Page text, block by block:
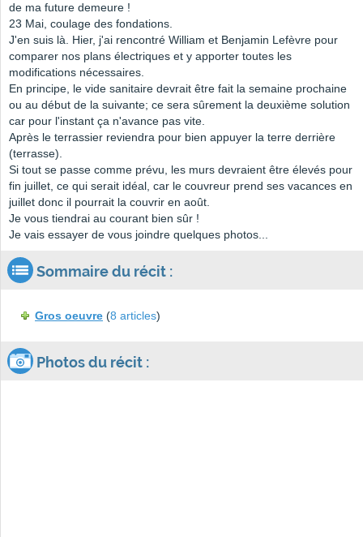
de ma future demeure !
23 Mai, coulage des fondations.
J'en suis là. Hier, j'ai rencontré William et Benjamin Lefèvre pour
comparer nos plans électriques et y apporter toutes les
modifications nécessaires.
En principe, le vide sanitaire devrait être fait la semaine prochaine
ou au début de la suivante; ce sera sûrement la deuxième solution
car pour l'instant ça n'avance pas vite.
Après le terrassier reviendra pour bien appuyer la terre derrière
(terrasse).
Si tout se passe comme prévu, les murs devraient être élevés pour
fin juillet, ce qui serait idéal, car le couvreur prend ses vacances en
juillet donc il pourrait la couvrir en août.
Je vous tiendrai au courant bien sûr !
Je vais essayer de vous joindre quelques photos...
Sommaire du récit :
Gros oeuvre (8 articles)
Photos du récit :